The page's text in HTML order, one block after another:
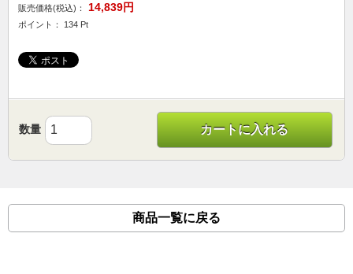
販売価格(税込)：
14,839円
ポイント： 134 Pt
数量 カートに入れる
商品一覧に戻る